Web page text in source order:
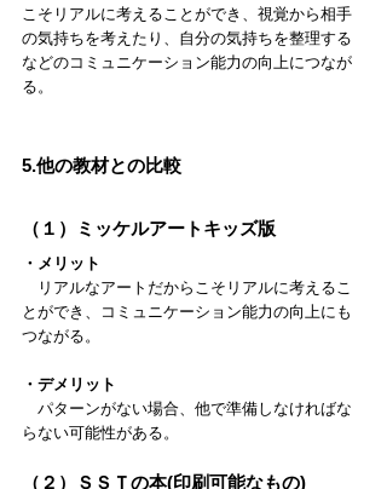
こそリアルに考えることができ、視覚から相手
の気持ちを考えたり、自分の気持ちを整理する
などのコミュニケーション能力の向上につなが
る。
5.他の教材との比較
（１）ミッケルアートキッズ版
・メリット
リアルなアートだからこそリアルに考えるこ
とができ、コミュニケーション能力の向上にも
つながる。
・デメリット
パターンがない場合、他で準備しなければな
らない可能性がある。
（２）ＳＳＴの本(印刷可能なもの)